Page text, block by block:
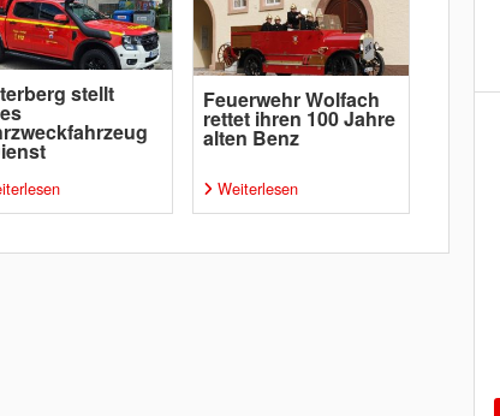
stellt Feuerwehr Wolfach
rettet ihren 100 Jahre
alten Benz
Weiterlesen